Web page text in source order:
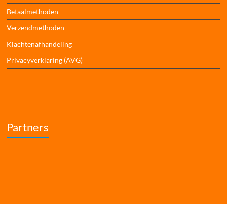
Betaalmethoden
Verzendmethoden
Klachtenafhandeling
Privacyverklaring (AVG)
Partners